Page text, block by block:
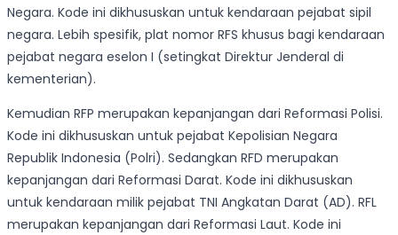
Negara. Kode ini dikhususkan untuk kendaraan pejabat sipil
negara. Lebih spesifik, plat nomor RFS khusus bagi kendaraan
pejabat negara eselon I (setingkat Direktur Jenderal di
kementerian).
Kemudian RFP merupakan kepanjangan dari Reformasi Polisi.
Kode ini dikhususkan untuk pejabat Kepolisian Negara
Republik Indonesia (Polri). Sedangkan RFD merupakan
kepanjangan dari Reformasi Darat. Kode ini dikhususkan
untuk kendaraan milik pejabat TNI Angkatan Darat (AD). RFL
merupakan kepanjangan dari Reformasi Laut. Kode ini